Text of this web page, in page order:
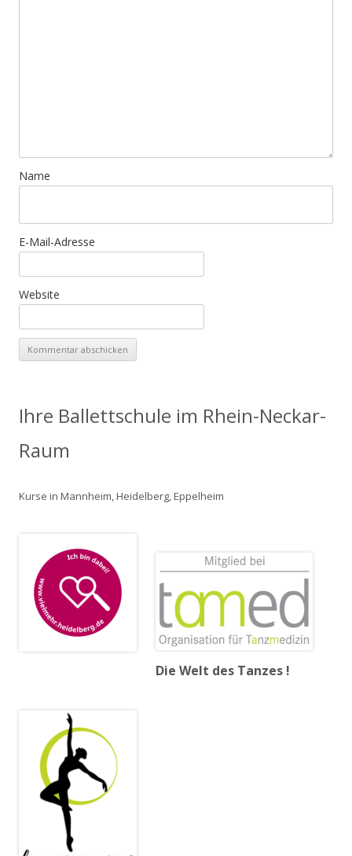
Name
E-Mail-Adresse
Website
Ihre Ballettschule im Rhein-Neckar-
Raum
Kurse in Mannheim, Heidelberg, Eppelheim
Die Welt des Tanzes !